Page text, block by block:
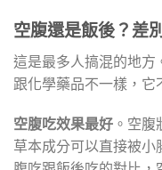
空腹還是飯後？差
這是最多人搞混的地方
跟化學藥品不一樣，它
空腹吃效果最好 。空
草本成分可以直接被